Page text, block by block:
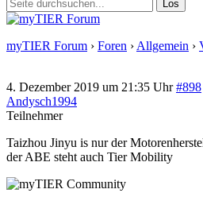
myTIER Forum › Foren › Allgemein ›
4. Dezember 2019 um 21:35 Uhr #898
Andysch1994
Teilnehmer
Taizhou Jinyu is nur der
der ABE steht auch Tier Mobility